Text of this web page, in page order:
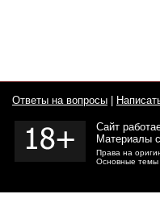
Ответы на вопросы
Сайт
Материалы
Права на
Основные темы